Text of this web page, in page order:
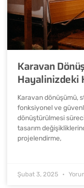
Karavan
Hayalinizdeki
Karavan dönüşümü,
fonksiyonel ve
dönüştürülmesi
tasarım
projelendirme,
Şubat 3, 2025